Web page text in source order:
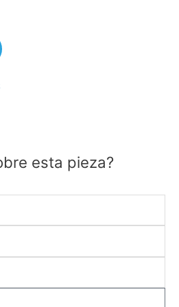
esta pieza?